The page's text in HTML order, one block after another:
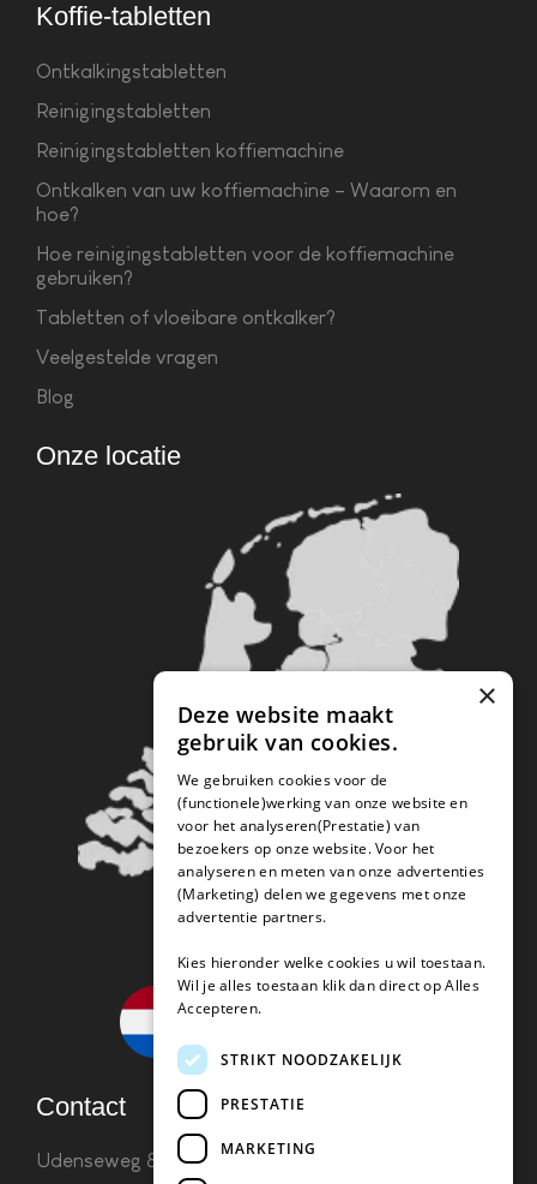
Koffie-tabletten
Ontkalkingstabletten
Reinigingstabletten
Reinigingstabletten koffiemachine
Ontkalken van uw koffiemachine – Waarom en
hoe?
Hoe reinigingstabletten voor de koffiemachine
gebruiken?
Tabletten of vloeibare ontkalker?
Veelgestelde vragen
Blog
Onze locatie
Contact
Udenseweg 8B 5405 PA Udeninfo(@)koffie-
×
Deze website maakt
gebruik van cookies.
We gebruiken cookies voor de
(functionele)werking van onze website en
voor het analyseren(Prestatie) van
bezoekers op onze website. Voor het
analyseren en meten van onze advertenties
(Marketing) delen we gegevens met onze
advertentie partners.
Kies hieronder welke cookies u wil toestaan.
Wil je alles toestaan klik dan direct op Alles
Accepteren.
STRIKT NOODZAKELIJK
PRESTATIE
MARKETING